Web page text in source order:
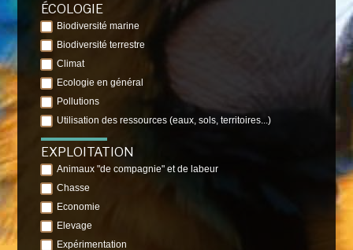
ÉCOLOGIE
Biodiversité marine
Biodiversité terrestre
Climat
Ecologie en général
Pollutions
Utilisation des ressources (eaux, sols, territoires...)
EXPLOITATION
Animaux "de compagnie" et de labeur
Chasse
Economie
Elevage
Expérimentation